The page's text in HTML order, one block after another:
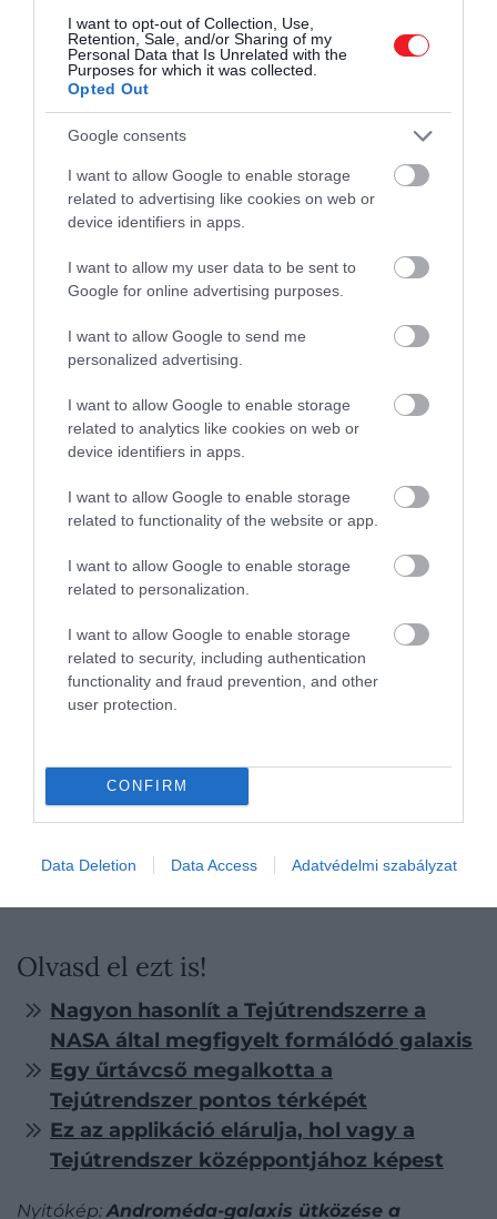
I want to opt-out of Collection, Use,
Retention, Sale, and/or Sharing of my
Personal Data that Is Unrelated with the
Purposes for which it was collected.
Opted Out
Google consents
I want to allow Google to enable storage
related to advertising like cookies on web or
device identifiers in apps.
I want to allow my user data to be sent to
Google for online advertising purposes.
I want to allow Google to send me
personalized advertising.
I want to allow Google to enable storage
related to analytics like cookies on web or
device identifiers in apps.
I want to allow Google to enable storage
related to functionality of the website or app.
I want to allow Google to enable storage
related to personalization.
I want to allow Google to enable storage
related to security, including authentication
functionality and fraud prevention, and other
user protection.
CONFIRM
Data Deletion Data Access Adatvédelmi szabályzat
kétharmadra nőtt, viszont ha az LMC-t
adtuk a rendszerhez, akkor az esély
egyharmadra csökkent
– ismerteti Sawala.
Gaëtan Othenin-Girard/Unsplash
A legösszetettebb, négy objektumos
szimuláció végül valamivel 50% fölé
helyezte az összeolvadás valószínűségét.
A tanulmány ugyanakkor hangsúlyozza, hogy a 10
próbálunk előre tekinteni az időben, egyre több
kiszámíthatatlan tényező kerülhet a képbe.
komolyan megkérdőjelezik, hogy a galaktikus
Olvasd el ezt is!
Nagyon hasonlít a Tejútrendszerre a
NASA által megfigyelt formálódó galaxis
Egy űrtávcső megalkotta a
Tejútrendszer pontos térképét
Ez az applikáció elárulja, hol vagy a
Tejútrendszer középpontjához képest
Nyitókép:Androméda-galaxis ütközése a